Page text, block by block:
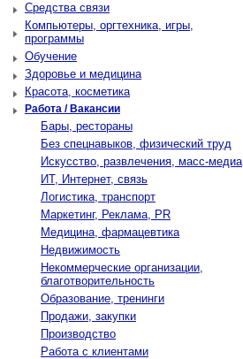
Средства связи
Компьютеры, оргтехника, игры,
программы
Обучение
Здоровье и медицина
Красота, косметика
Работа / Вакансии
Бары, рестораны
Без спецнавыков, физический труд
Искусство, развлечения, масс-медиа
ИТ, Интернет, связь
Логистика, транспорт
Маркетинг, Реклама, PR
Медицина, фармацевтика
Недвижимость
Некоммерческие организации,
благотворительность
Образование, тренинги
Продажи, закупки
Производство
Работа с клиентами